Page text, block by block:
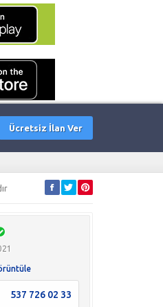
Ücretsiz İlan Ver
537 726 02 33